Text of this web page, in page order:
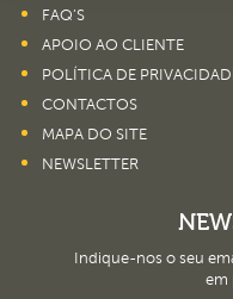
FAQ’S
APOIO AO CLIENTE
POLÍTICA DE
CONTACTOS
MAPA DO SITE
NEWSLETTER
Indique-nos o seu
em